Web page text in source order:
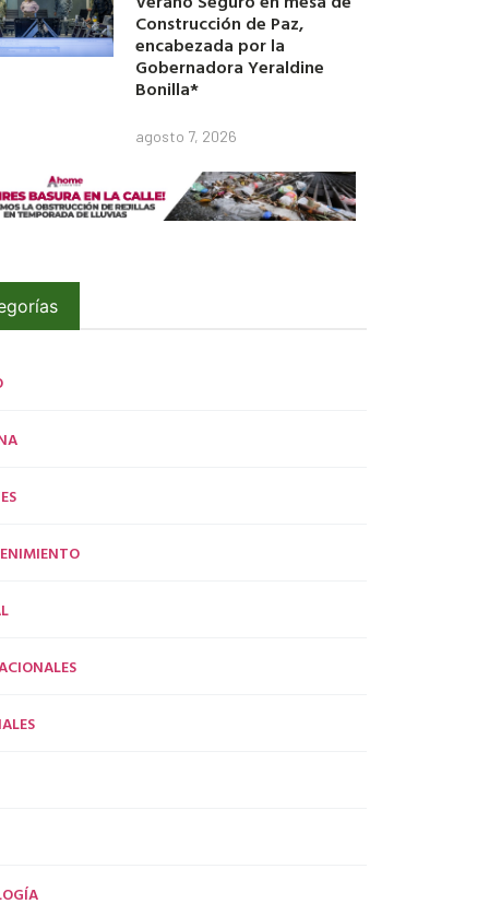
Construcción de Paz,
encabezada por la
Gobernadora Yeraldine
Bonilla*
agosto 7, 2026